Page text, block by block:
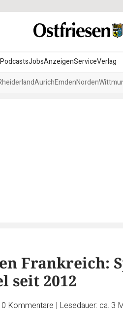
PodcastsJobsAnzeigenServiceVerlag
AurichEmdenNorden
Frankreich:
seit 2012
0 Kommentare | Lesedauer: ca. 3